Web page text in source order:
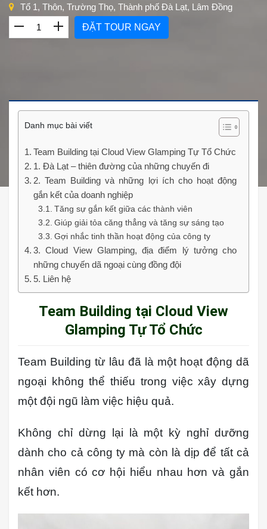
Tổ 1, Thôn, Trường Thọ, Thành phố Đà Lạt, Lâm Đồng
ĐẶT TOUR NGAY
Danh mục bài viết
Team Building tại Cloud View Glamping Tự Tổ Chức
1. Đà Lạt – thiên đường của những chuyến đi
2. Team Building và những lợi ích cho hoạt động
gắn kết của doanh nghiệp
Tăng sự gắn kết giữa các thành viên
Giúp giải tỏa căng thẳng và tăng sự sáng tạo
Gợi nhắc tinh thần hoạt động của công ty
3. Cloud View Glamping, địa điểm lý tưởng cho
những chuyến dã ngoại cùng đồng đội
5. Liên hệ
Team Building tại Cloud View
Glamping Tự Tổ Chức
Team Building từ lâu đã là một hoạt động dã
ngoại không thể thiếu trong việc xây dựng
một đội ngũ làm việc hiệu quả.
Không chỉ dừng lại là một kỳ nghỉ dưỡng
dành cho cả công ty mà còn là dịp để tất cả
nhân viên có cơ hội hiểu nhau hơn và gắn
kết hơn.